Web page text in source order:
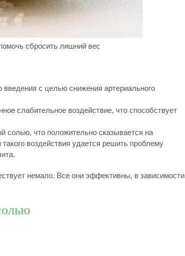
сбросить лишний вес
с целью снижения артериального
слабительное воздействие, что способствует
солью, что положительно сказывается на
воздействия удается решить проблему
немало. Все они эффективны, в зависимости